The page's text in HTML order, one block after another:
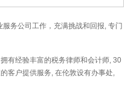
务公司工作，充满挑战和回报, 专门
有经验丰富的税务律师和会计师, 30
客户提供服务, 在伦敦设有办事处,